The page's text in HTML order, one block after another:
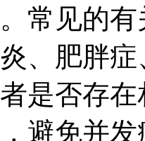
常见的
、肥胖
是否存
避免并